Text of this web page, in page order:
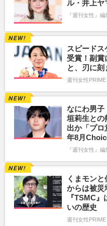
ル・井上ヤ
『週刊女性』
スピード
受賞！副賞
と、刃に
週刊女性PRIME
なにわ男子
垣莉生との
出か「プロ
年8月
『週刊女性』
くまモン
からは被災
『TSMC
いの歴史
週刊女性PRIME